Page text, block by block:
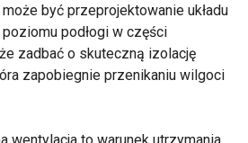
być przeprojektowanie układu
podłogi w części
zadbać o skuteczną izolację
zapobiegnie przenikaniu wilgoci
wentylacja to warunek utrzymania